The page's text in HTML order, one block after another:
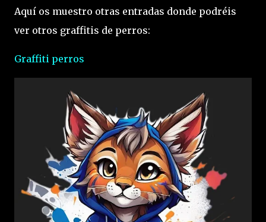
Aquí os muestro otras entradas donde podréis
ver otros graffitis de perros:
Graffiti perros